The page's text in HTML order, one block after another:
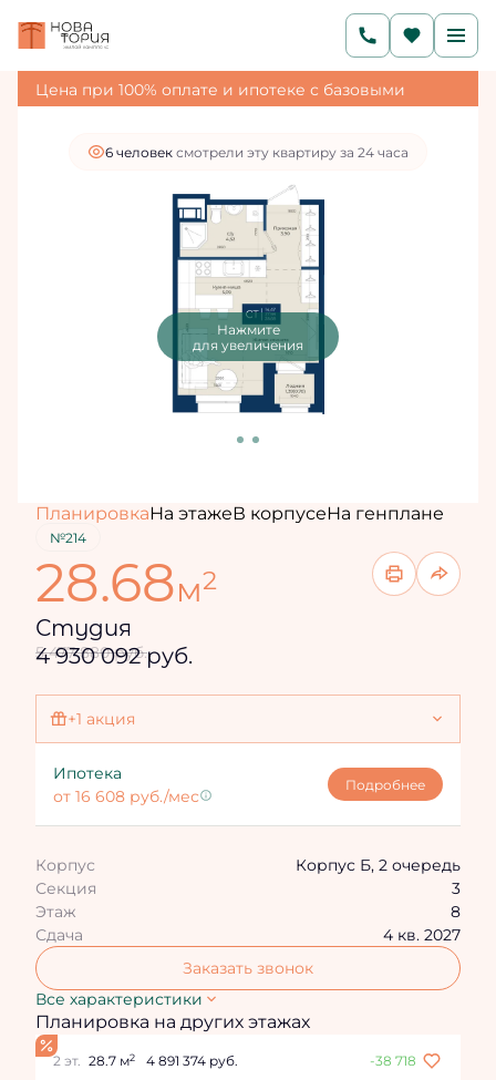
Студия 5 477 880 руб.
4 930 092 руб.
Ипотекаот 16 608 руб./мес.
Цена при 100% оплате и ипотеке с базовыми
условиями
6 человексмотрели эту квартиру за 24 часа
Нажмите
для увеличения
ПланировкаНа этажеВ корпусеНа генплане
№214
28.68м2
Студия
5 477 880 руб.
4 930 092 руб.
+1 акция
Ипотека
от 16 608 руб./мес
Подробнее
Корпус
Корпус Б, 2 очередь
Секция
3
Этаж
8
Сдача
4 кв. 2027
Заказать звонок
Все характеристики
Планировка на других этажах
2 эт. 28.7 м2 4 891 374 руб. -38 718